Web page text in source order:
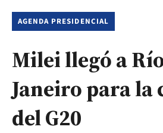
AGENDA PRESIDENCIAL
Milei llegó a
Janeiro para la
del G20